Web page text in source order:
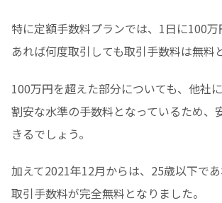
特に定額手数料プランでは、1日に100
あれば何度取引しても取引手数料は無料
100万円を超えた部分についても、他社
割安な水準の手数料となっているため、
きるでしょう。
加えて2021年12月からは、25歳以下で
取引手数料が完全無料となりました。